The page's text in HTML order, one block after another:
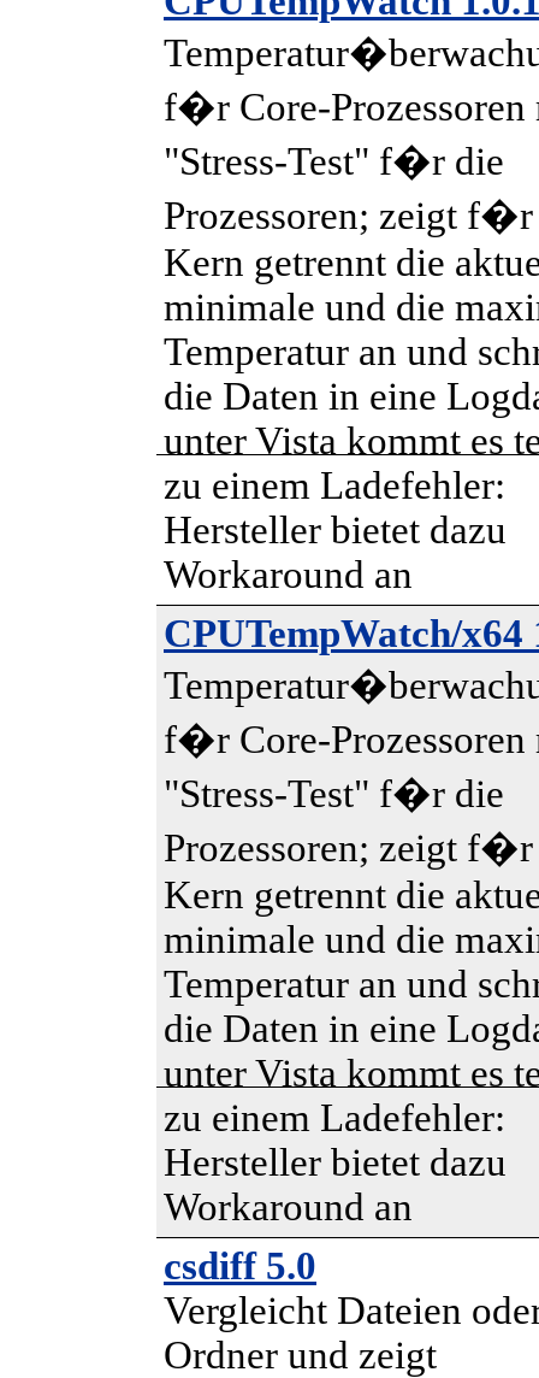
f�r Core-Prozessoren
"Stress-Test" f�r die
Prozessoren; zeigt f�r
Kern getrennt die
minimale und die
Temperatur an und
die Daten in eine
unter Vista kommt es
zu einem Ladefehler:
Hersteller bietet dazu
Workaround an
CPUTempWatch/x64
f�r Core-Prozessoren
"Stress-Test" f�r die
Prozessoren; zeigt f�r
Kern getrennt die
minimale und die
Temperatur an und
die Daten in eine
unter Vista kommt es
zu einem Ladefehler:
Hersteller bietet dazu
Workaround an
csdiff 5.0
Vergleicht Dateien
Ordner und zeigt